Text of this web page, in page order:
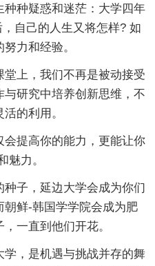
种疑惑和迷茫：大学四年
自己的人生又将怎样? 如
力和经验。
上，我们不再是被动接受
研究中培养创新思维，不
的利用。
提高你的能力，更能让你
魅力。
子，延边大学会成为你们
朝鲜-韩国学学院会成为肥
一直到他们开花。
，是机遇与挑战并存的舞